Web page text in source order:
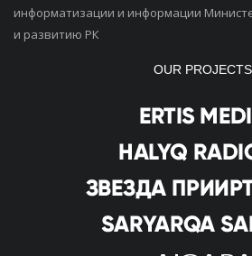
информатизации и информации
и развитию РК
OUR PROJECTS